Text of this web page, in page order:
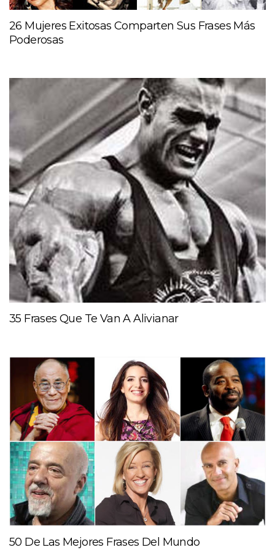
26 Mujeres Exitosas Comparten Sus Frases Más
Poderosas
35 Frases Que Te Van A Alivianar
50 De Las Mejores Frases Del Mundo